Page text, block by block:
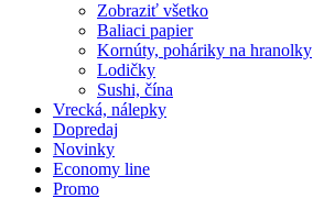
Zobraziť všetko
Baliaci papier
Kornúty, poháriky na hranolky
Lodičky
Sushi, čína
Vrecká, nálepky
Dopredaj
Novinky
Economy line
Promo